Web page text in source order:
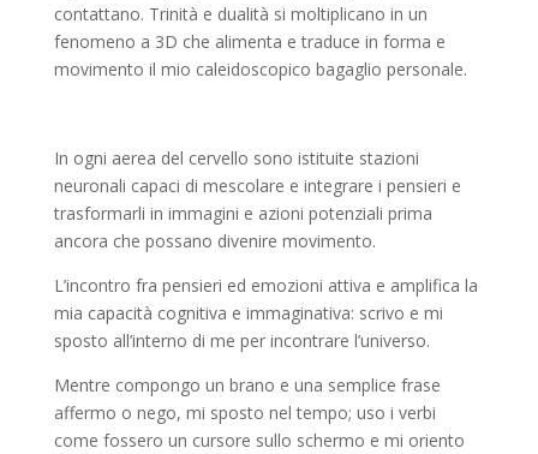
contattano. Trinità e dualità si moltiplicano in un
fenomeno a 3D che alimenta e traduce in forma e
movimento il mio caleidoscopico bagaglio personale.
In ogni aerea del cervello sono istituite stazioni
neuronali capaci di mescolare e integrare i pensieri e
trasformarli in immagini e azioni potenziali prima
ancora che possano divenire movimento.
L’incontro fra pensieri ed emozioni attiva e amplifica la
mia capacità cognitiva e immaginativa: scrivo e mi
sposto all’interno di me per incontrare l’universo.
Mentre compongo un brano e una semplice frase
affermo o nego, mi sposto nel tempo; uso i verbi
come fossero un cursore sullo schermo e mi oriento